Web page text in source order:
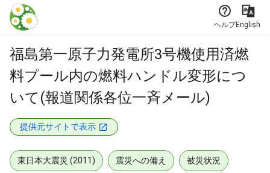
本文に飛ぶ
ヘルプEnglish
福島第一原子力発電所3号機使用済燃
料プール内の燃料ハンドル変形につ
いて(報道関係各位一斉メール)
提供元サイトで表示
東日本大震災 (2011) 震災への備え 被災状況